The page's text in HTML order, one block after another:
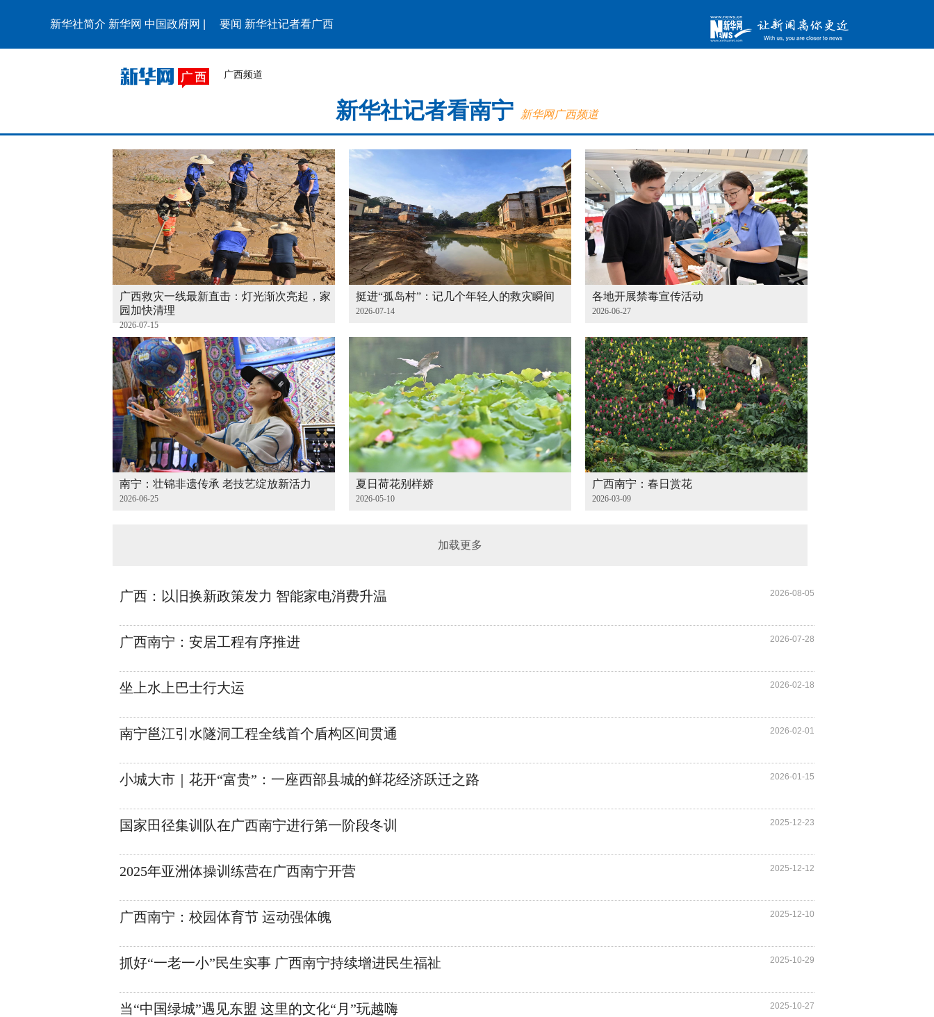
新华社简介 新华网 中国政府网 要闻 新华社记者看广西
广西频道
新华社记者看南宁 新华网广西频道
广西救灾一线最新直击：灯光渐次亮起，家
园加快清理
2026-07-15
挺进“孤岛村”：记几个年轻人的救灾瞬间
2026-07-14
各地开展禁毒宣传活动
2026-06-27
南宁：壮锦非遗传承 老技艺绽放新活力
2026-06-25
夏日荷花别样娇
2026-05-10
广西南宁：春日赏花
2026-03-09
加载更多
广西：以旧换新政策发力 智能家电消费升温 2026-08-05
广西南宁：安居工程有序推进 2026-07-28
坐上水上巴士行大运 2026-02-18
南宁邕江引水隧洞工程全线首个盾构区间贯通 2026-02-01
小城大市｜花开“富贵”：一座西部县城的鲜花经济跃迁之路 2026-01-15
国家田径集训队在广西南宁进行第一阶段冬训 2025-12-23
2025年亚洲体操训练营在广西南宁开营 2025-12-12
广西南宁：校园体育节 运动强体魄 2025-12-10
抓好“一老一小”民生实事 广西南宁持续增进民生福祉 2025-10-29
当“中国绿城”遇见东盟 这里的文化“月”玩越嗨 2025-10-27